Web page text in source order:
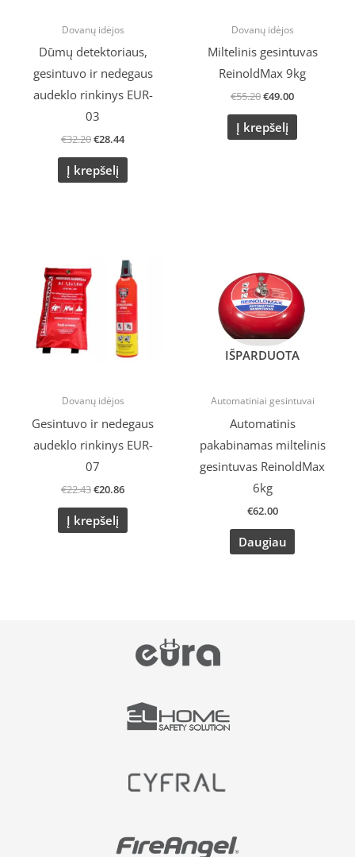
Dovanų idėjos
Dūmų detektoriaus,
gesintuvo ir nedegaus
audeklo rinkinys EUR-
03
€32.20€28.44
Į krepšelį
Dovanų idėjos
Miltelinis gesintuvas
ReinoldMax 9kg
€55.20€49.00
Į krepšelį
Dovanų idėjos
Gesintuvo ir nedegaus
audeklo rinkinys EUR-
07
€22.43
€22.43.
€20.86
is:
€20.86.
Į krepšelį
IŠPARDUOTA
Automatiniai gesintuvai
Automatinis
pakabinamas miltelinis
gesintuvas ReinoldMax
6kg
€62.00
Daugiau